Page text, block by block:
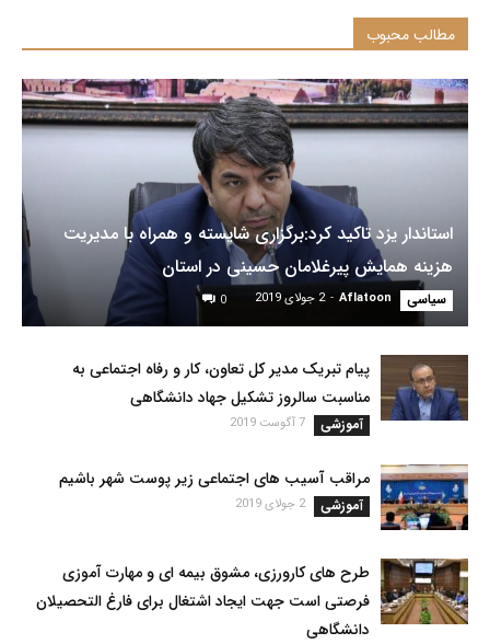
مطالب محبوب
استاندار یزد تاکید کرد:برگزاری ‌شایسته و همراه با مدیریت
هزینه همایش پیرغلامان حسینی در استان
سیاسی Aflatoon
- 2 جولای 2019 0
پیام تبریک مدیر کل تعاون، کار و رفاه اجتماعی به
مناسبت سالروز تشکیل جهاد دانشگاهی
آموزشی 7 آگوست 2019
مراقب آسیب های اجتماعی زیر پوست شهر باشیم
آموزشی 2 جولای 2019
طرح های کارورزی، مشوق بیمه ای و مهارت آموزی
فرصتی است جهت ایجاد اشتغال برای فارغ التحصیلان
دانشگاهی